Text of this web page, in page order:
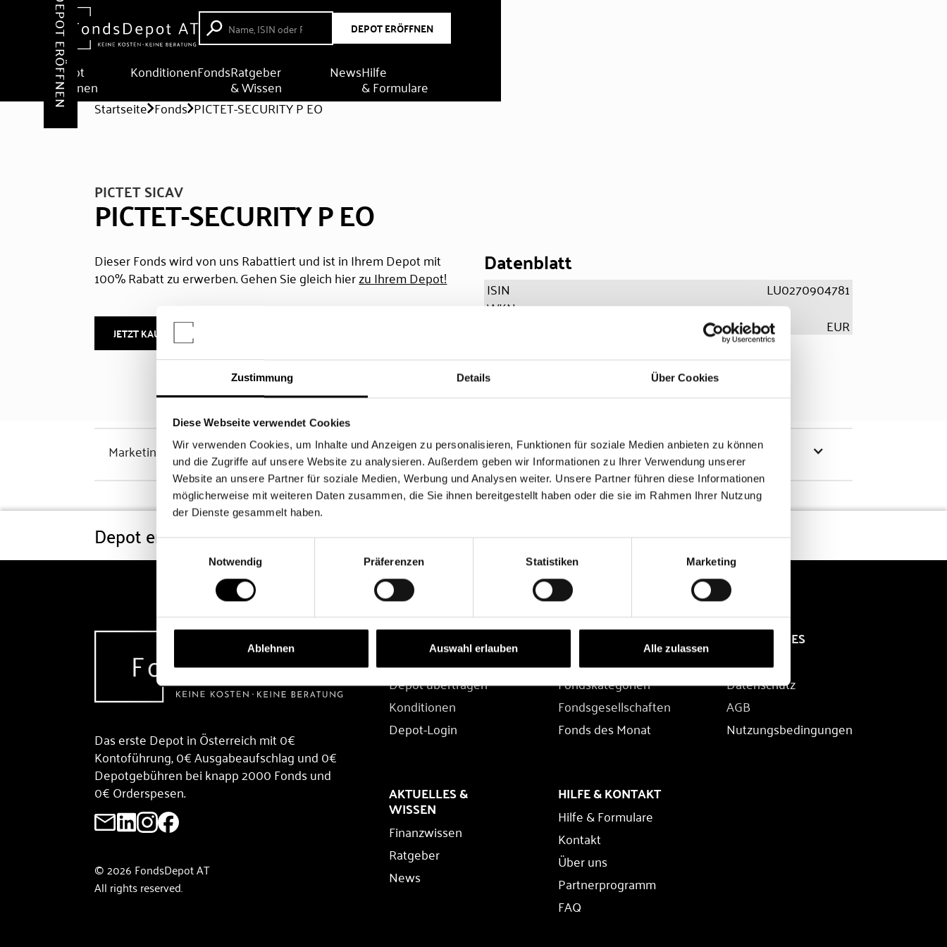
Zustimmung Details Über Cookies
Diese Webseite verwendet Cookies
Wir verwenden Cookies, um Inhalte und Anzeigen zu personalisieren, Funktionen für soziale Medien anbieten zu können
und die Zugriffe auf unsere Website zu analysieren. Außerdem geben wir Informationen zu Ihrer Verwendung unserer
Website an unsere Partner für soziale Medien, Werbung und Analysen weiter. Unsere Partner führen diese Informationen
möglicherweise mit weiteren Daten zusammen, die Sie ihnen bereitgestellt haben oder die sie im Rahmen Ihrer Nutzung
der Dienste gesammelt haben.
Einwilligungsauswahl
Notwendig
Präferenzen Statistiken Marketing
Ablehnen Auswahl erlauben Alle zulassen
DEPOT ERÖFFNEN
Depot
eröffnen
KonditionenFondsRatgeber
& Wissen
NewsHilfe
& Formulare
DEPOT ERÖFFNEN Startseite Fonds PICTET-SECURITY P EO
PICTET SICAV
PICTET-SECURITY P EO
Dieser Fonds wird von uns Rabattiert und ist in Ihrem Depot mit
100% Rabatt zu erwerben. Gehen Sie gleich hierzu Ihrem Depot!
JETZT KAUFEN
Datenblatt
ISIN
LU0270904781
WKN
EUR
Marketinghinweis Chancen & Risiken
Depot eröffnen Konditionen Fonds FAQ
Das erste Depot in Österreich mit 0€
Kontoführung, 0€ Ausgabeaufschlag und 0€
Depotgebühren bei knapp 2000 Fonds und
0€ Orderspesen.
© 2026 FondsDepot AT
All rights reserved.
DEPOT
Depot übertragen
Konditionen
Depot-Login
FONDS
Fondssuche
Fondskategorien
Fondsgesellschaften
Fonds des Monat
RECHTLICHES
Impressum
Datenschutz
AGB
Nutzungsbedingungen
AKTUELLES &
WISSEN
Finanzwissen
Ratgeber
News
HILFE & KONTAKT
Hilfe & Formulare
Kontakt
Über uns
Partnerprogramm
FAQ